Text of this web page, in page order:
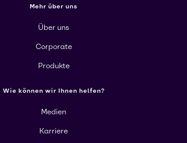
Mehr über uns
Über uns
Corporate
Produkte
Wie können wir Ihnen helfen?
Medien
Karriere